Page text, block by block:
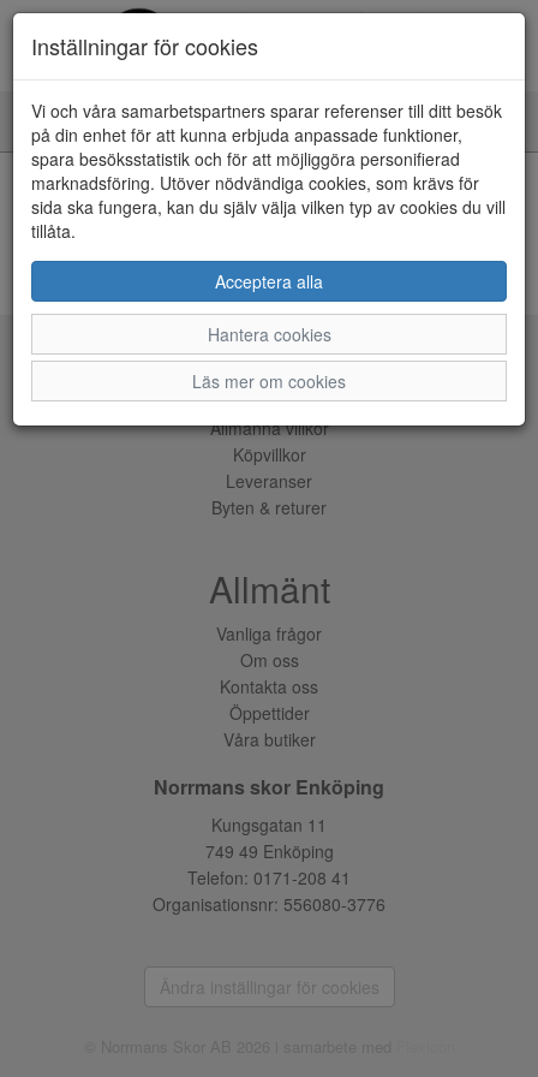
Toggle
navigation
HEM
Kunde inte hitta några artiklar...
ÅNGRA KÖP
Inställningar för cookies
Vi och våra samarbetspartners sparar referenser till ditt besök
på din enhet för att kunna erbjuda anpassade funktioner,
spara besöksstatistik och för att möjliggöra personifierad
marknadsföring. Utöver nödvändiga cookies, som krävs för
sida ska fungera, kan du själv välja vilken typ av cookies du vill
tillåta.
Acceptera alla
Hantera cookies
Läs mer om cookies
Tjänster
Allmänna villkor
Köpvillkor
Leveranser
Byten & returer
Allmänt
Vanliga frågor
Om oss
Kontakta oss
Öppettider
Våra butiker
Norrmans skor Enköping
Kungsgatan 11
749 49 Enköping
Telefon: 0171-208 41
Organisationsnr: 556080-3776
Ändra inställingar för cookies